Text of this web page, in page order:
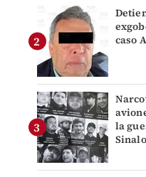
caso
la